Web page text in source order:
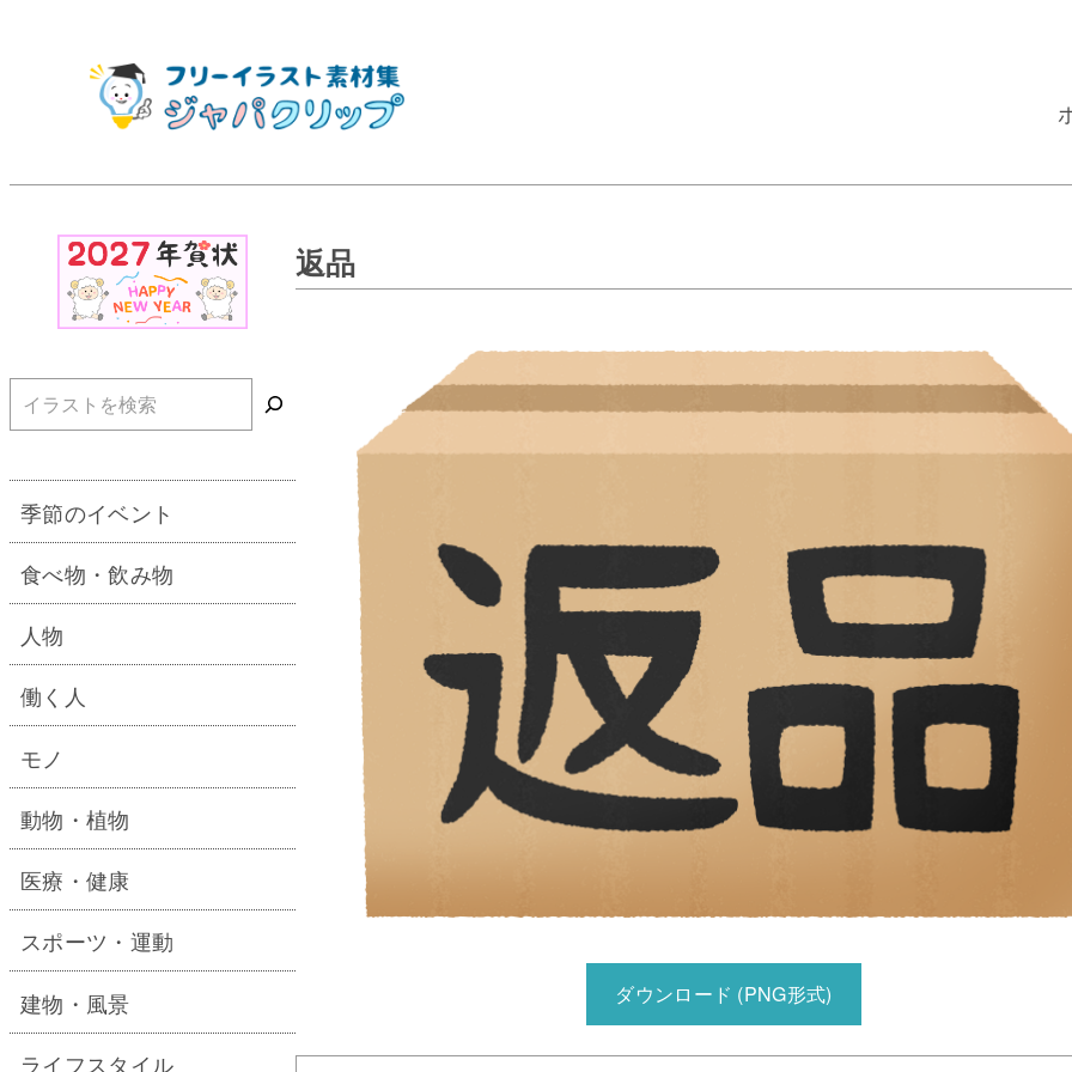
返品
ダウンロード (PNG形式)
検索
季節のイベント
食べ物・飲み物
人物
働く人
モノ
動物・植物
医療・健康
スポーツ・運動
建物・風景
ライフスタイル